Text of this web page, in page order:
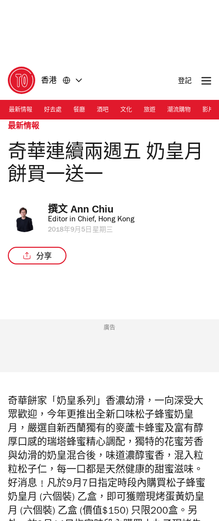
香港 登記
最新情報 好去處 餐廳 酒吧 文化 旅遊 潮流購物 影片
最新情報
奇華連續兩週五 奶皇月
餅買一送一
撰文 Ann Chiu
Editor in Chief, Hong Kong
2018年9月5日星期三
分享
廣告
奇華餅家「奶皇系列」香濃幼滑，一向深受大
眾歡迎，今年更推出全新口味松子蜂蜜奶皇
月，嚴選自新西蘭獨有的麥蘆卡蜂蜜及富有醇
厚口感的瑞塔蜂蜜精心調配，獨特的花蜜芳香
與幼滑的奶皇混合後，味道濃醇蜜香，混入粒
粒松子仁，每一口都是天然健康的甜蜜滋味。
好消息﹗凡於9月7日指定時段內購買松子蜂蜜
奶皇月 (六個裝) 乙盒，即可獲贈現烤蛋黃奶皇
月 (六個裝) 乙盒 (價值$150) 只限200盒。另